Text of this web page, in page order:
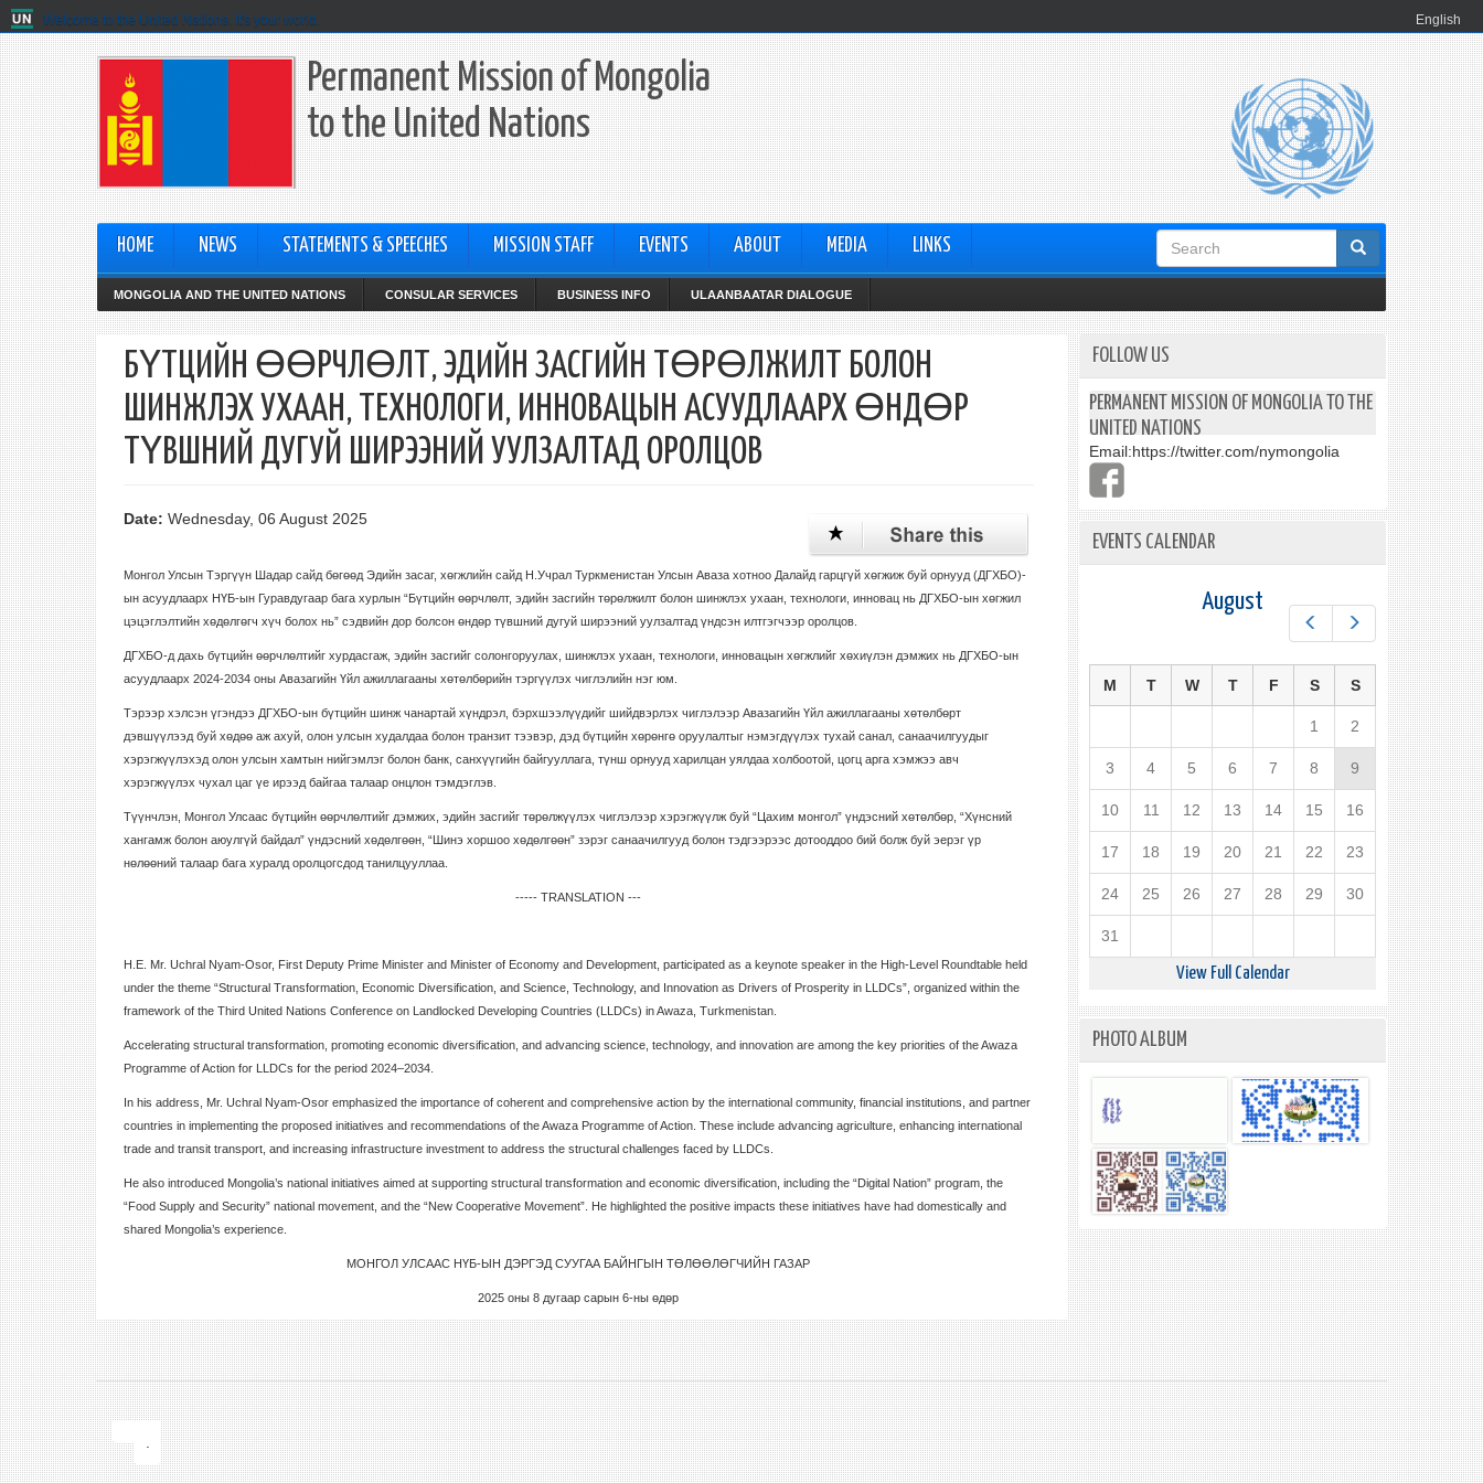
Welcome to the United Nations. It's your world. English
Permanent Mission of Mongolia
to the United Nations
HOME NEWS STATEMENTS & SPEECHES MISSION STAFF EVENTS ABOUT MEDIA LINKS
Search
form
MONGOLIA AND THE UNITED NATIONS CONSULAR SERVICES BUSINESS INFO ULAANBAATAR DIALOGUE
БҮТЦИЙН ӨӨРЧЛӨЛТ, ЭДИЙН ЗАСГИЙН ТӨРӨЛЖИЛТ БОЛОН
ШИНЖЛЭХ УХААН, ТЕХНОЛОГИ, ИННОВАЦЫН АСУУДЛААРХ ӨНДӨР
ТҮВШНИЙ ДУГУЙ ШИРЭЭНИЙ УУЛЗАЛТАД ОРОЛЦОВ
Date: Wednesday, 06 August 2025
Монгол Улсын Тэргүүн Шадар сайд бөгөөд Эдийн засаг, хөгжлийн сайд Н.Учрал Туркменистан Улсын Аваза хотноо Далайд гарцгүй хөгжиж буй орнууд (ДГХБО)-
ын асуудлаарх НҮБ-ын Гуравдугаар бага хурлын “Бүтцийн өөрчлөлт, эдийн засгийн төрөлжилт болон шинжлэх ухаан, технологи, инновац нь ДГХБО-ын хөгжил
цэцэглэлтийн хөдөлгөгч хүч болох нь” сэдвийн дор болсон өндөр түвшний дугуй ширээний уулзалтад үндсэн илтгэгчээр оролцов.
ДГХБО-д дахь бүтцийн өөрчлөлтийг хурдасгаж, эдийн засгийг солонгоруулах, шинжлэх ухаан, технологи, инновацын хөгжлийг хөхиүлэн дэмжих нь ДГХБО-ын
асуудлаарх 2024-2034 оны Авазагийн Үйл ажиллагааны хөтөлбөрийн тэргүүлэх чиглэлийн нэг юм.
Тэрээр хэлсэн үгэндээ ДГХБО-ын бүтцийн шинж чанартай хүндрэл, бэрхшээлүүдийг шийдвэрлэх чиглэлээр Авазагийн Үйл ажиллагааны хөтөлбөрт
дэвшүүлээд буй хөдөө аж ахуй, олон улсын худалдаа болон транзит тээвэр, дэд бүтцийн хөрөнгө оруулалтыг нэмэгдүүлэх тухай санал, санаачилгуудыг
хэрэгжүүлэхэд олон улсын хамтын нийгэмлэг болон банк, санхүүгийн байгууллага, түнш орнууд харилцан уялдаа холбоотой, цогц арга хэмжээ авч
хэрэгжүүлэх чухал цаг үе ирээд байгаа талаар онцлон тэмдэглэв.
Түүнчлэн, Монгол Улсаас бүтцийн өөрчлөлтийг дэмжих, эдийн засгийг төрөлжүүлэх чиглэлээр хэрэгжүүлж буй “Цахим монгол” үндэсний хөтөлбөр, “Хүнсний
хангамж болон аюулгүй байдал” үндэсний хөдөлгөөн, “Шинэ хоршоо хөдөлгөөн” зэрэг санаачилгууд болон тэдгээрээс дотооддоо бий болж буй эерэг үр
нөлөөний талаар бага хуралд оролцогсдод танилцууллаа.
----- TRANSLATION ---
H.E. Mr. Uchral Nyam-Osor, First Deputy Prime Minister and Minister of Economy and Development, participated as a keynote speaker in the High-Level Roundtable held
under the theme “Structural Transformation, Economic Diversification, and Science, Technology, and Innovation as Drivers of Prosperity in LLDCs”, organized within the
framework of the Third United Nations Conference on Landlocked Developing Countries (LLDCs) in Awaza, Turkmenistan.
Accelerating structural transformation, promoting economic diversification, and advancing science, technology, and innovation are among the key priorities of the Awaza
Programme of Action for LLDCs for the period 2024–2034.
In his address, Mr. Uchral Nyam-Osor emphasized the importance of coherent and comprehensive action by the international community, financial institutions, and partner
countries in implementing the proposed initiatives and recommendations of the Awaza Programme of Action. These include advancing agriculture, enhancing international
trade and transit transport, and increasing infrastructure investment to address the structural challenges faced by LLDCs.
He also introduced Mongolia’s national initiatives aimed at supporting structural transformation and economic diversification, including the “Digital Nation” program, the
“Food Supply and Security” national movement, and the “New Cooperative Movement”. He highlighted the positive impacts these initiatives have had domestically and
shared Mongolia’s experience.
МОНГОЛ УЛСААС НҮБ-ЫН ДЭРГЭД СУУГАА БАЙНГЫН ТӨЛӨӨЛӨГЧИЙН ГАЗАР
2025 оны 8 дугаар сарын 6-ны өдөр
FOLLOW US
PERMANENT MISSION OF MONGOLIA TO THE
UNITED NATIONS
Email:https://twitter.com/nymongolia
EVENTS CALENDAR
Next
August
M T W T F S S
1 2
3 4 5 6 7 8 9
10 11 12 13 14 15 16
17 18 19 20 21 22 23
24 25 26 27 28 29 30
31
View Full Calendar
PHOTO ALBUM